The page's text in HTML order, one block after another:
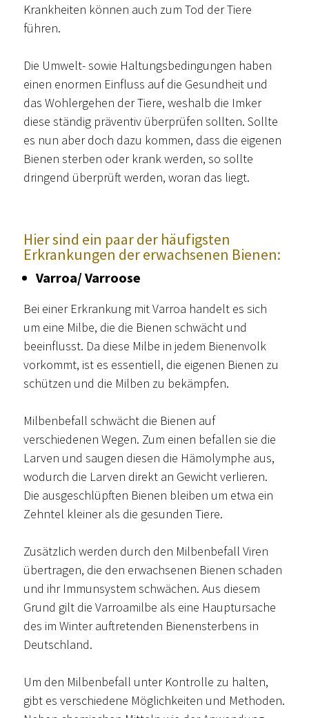
Krankheiten können auch zum Tod der Tiere
führen.
Die Umwelt- sowie Haltungsbedingungen haben
einen enormen Einfluss auf die Gesundheit und
das Wohlergehen der Tiere, weshalb die Imker
diese ständig präventiv überprüfen sollten. Sollte
es nun aber doch dazu kommen, dass die eigenen
Bienen sterben oder krank werden, so sollte
dringend überprüft werden, woran das liegt.
Hier sind ein paar der häufigsten
Erkrankungen der erwachsenen Bienen:
Varroa/ Varroose
Bei einer Erkrankung mit Varroa handelt es sich
um eine Milbe, die die Bienen schwächt und
beeinflusst. Da diese Milbe in jedem Bienenvolk
vorkommt, ist es essentiell, die eigenen Bienen zu
schützen und die Milben zu bekämpfen.
Milbenbefall schwächt die Bienen auf
verschiedenen Wegen. Zum einen befallen sie die
Larven und saugen diesen die Hämolymphe aus,
wodurch die Larven direkt an Gewicht verlieren.
Die ausgeschlüpften Bienen bleiben um etwa ein
Zehntel kleiner als die gesunden Tiere.
Zusätzlich werden durch den Milbenbefall Viren
übertragen, die den erwachsenen Bienen schaden
und ihr Immunsystem schwächen. Aus diesem
Grund gilt die Varroamilbe als eine Hauptursache
des im Winter auftretenden Bienensterbens in
Deutschland.
Um den Milbenbefall unter Kontrolle zu halten,
gibt es verschiedene Möglichkeiten und Methoden.